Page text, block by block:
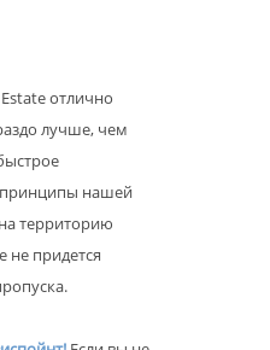
отлично
лучше, чем
принципы нашей
территорию
не придется